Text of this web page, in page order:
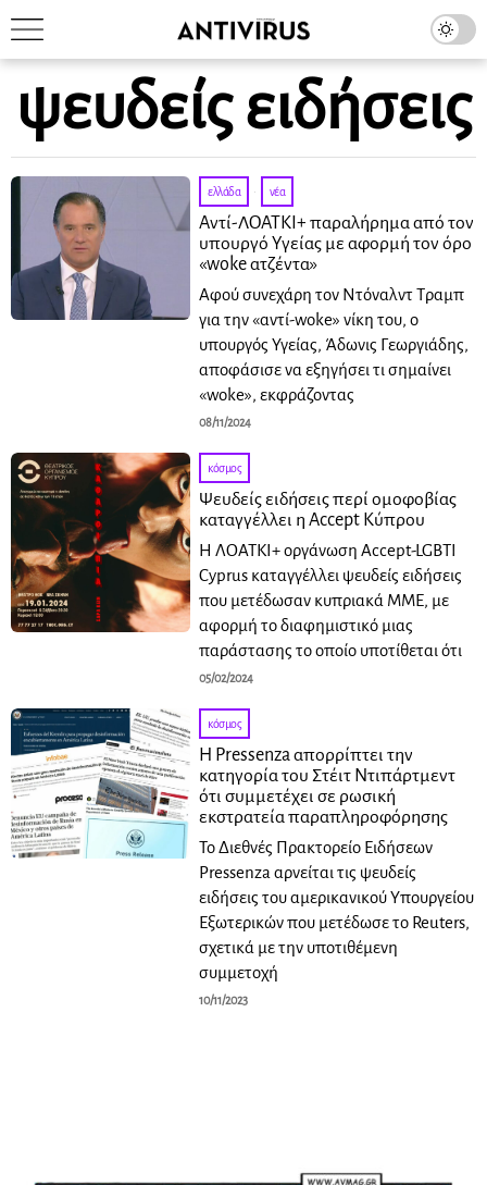
ψευδείς ειδήσεις
ελλάδα · νέα
Αντί-ΛΟΑΤΚΙ+ παραλήρημα από τον
υπουργό Υγείας με αφορμή τον όρο
«woke ατζέντα»
Αφού συνεχάρη τον Ντόναλντ Τραμπ
για την «αντί-woke» νίκη του, ο
υπουργός Υγείας, Άδωνις Γεωργιάδης,
αποφάσισε να εξηγήσει τι σημαίνει
«woke», εκφράζοντας
08/11/2024
κόσμος
Ψευδείς ειδήσεις περί ομοφοβίας
καταγγέλλει η Accept Κύπρου
Η ΛΟΑΤΚΙ+ οργάνωση Accept-LGBTI
Cyprus καταγγέλλει ψευδείς ειδήσεις
που μετέδωσαν κυπριακά ΜΜΕ, με
αφορμή το διαφημιστικό μιας
παράστασης το οποίο υποτίθεται ότι
05/02/2024
κόσμος
Η Pressenza απορρίπτει την
κατηγορία του Στέιτ Ντιπάρτμεντ
ότι συμμετέχει σε ρωσική
εκστρατεία παραπληροφόρησης
Το Διεθνές Πρακτορείο Ειδήσεων
Pressenza αρνείται τις ψευδείς
ειδήσεις του αμερικανικού Υπουργείου
Εξωτερικών που μετέδωσε το Reuters,
σχετικά με την υποτιθέμενη
συμμετοχή
10/11/2023